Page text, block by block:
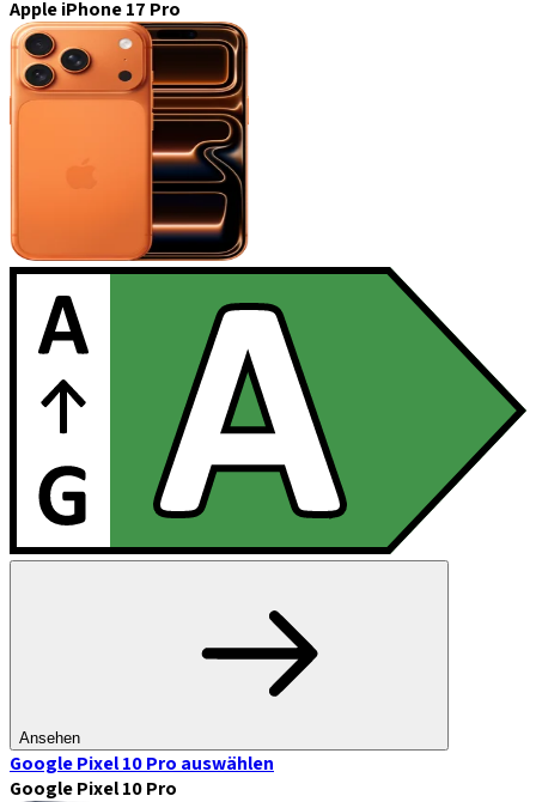
Apple iPhone 17 Pro
Ansehen
Google Pixel 10 Pro auswählen
Google Pixel 10 Pro